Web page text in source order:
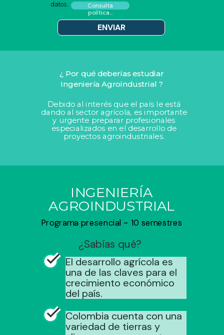
datos.
ENVIAR
¿ Por qué deberías estudiar
Ingeniería Agroindustrial ?
El desarrollo agrícola es
una de las claves para el
crecimiento económico
del país.
INGENIERÍA
AGROINDUSTRIAL
Programa presencial - 10 semestres
Colombia cuenta con una
variedad de tierras y
¿Sabías qué?
Consulta
política...
Debido al interés que el país le está
dando al sector agrícola, es importante
y urgente preparar profesionales
especializados en el desarrollo de
proyectos agroindustriales.